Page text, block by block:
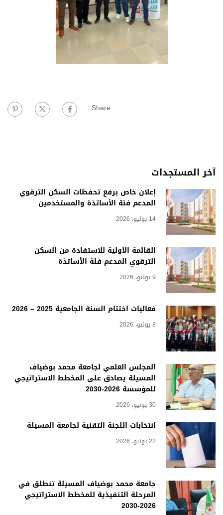
Share:
آخر المستجدات
إعلان خاص برفع تحفظات السكن الترقوي
المدعم فئة الأساتذة والمستخدمين
14 يوليو، 2026
القائمة الأولية للاستفادة من السكن
الترقوي المدعم فئة الأساتذة
9 يوليو، 2026
فعاليات اختتام السنة الجامعية 2025 – 2026
8 يوليو، 2026
المجلس العلمي لجامعة محمد بوضياف
المسيلة يصادق على المخطط الاستراتيجي
للمؤسسة 2026-2030
30 يونيو، 2026
انتخابات اللجنة التقنية لجامعة المسيلة
22 يونيو، 2026
جامعة محمد بوضياف المسيلة تنطلق في
المرحلة التنفيذية للمخطط الاستراتيجي
2026-2030